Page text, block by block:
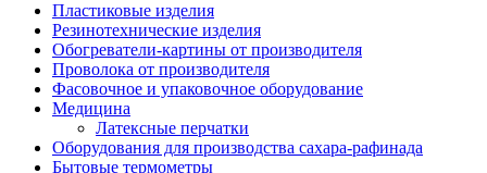
Пластиковые изделия
Резинотехнические изделия
Обогреватели-картины от производителя
Проволока от производителя
Фасовочное и упаковочное оборудование
Медицина
Латексные перчатки
Оборудования для производства сахара-рафинада
Бытовые термометры